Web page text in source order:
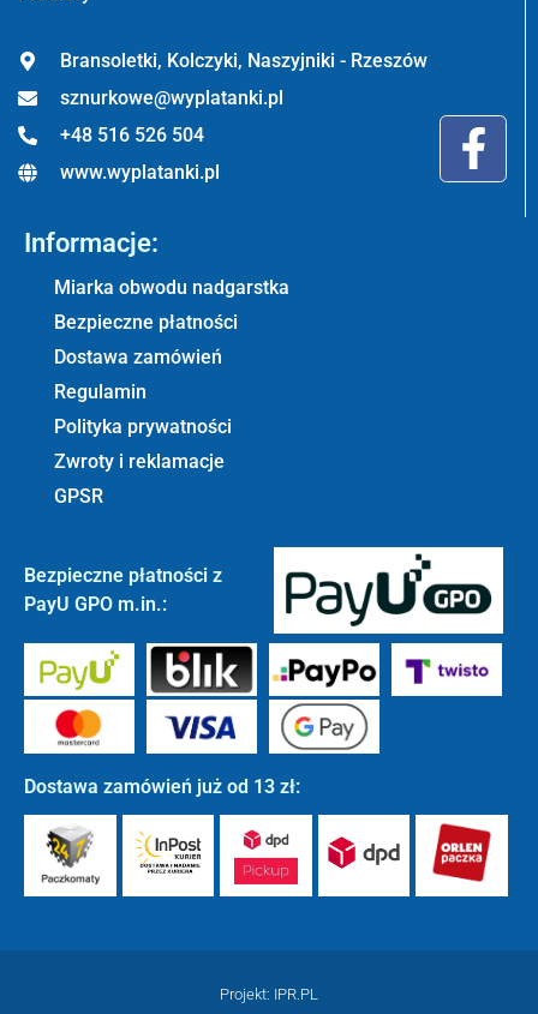
Bransoletki, Kolczyki, Naszyjniki - Rzeszów
sznurkowe@wyplatanki.pl
+48 516 526 504
www.wyplatanki.pl
Informacje:
Miarka obwodu nadgarstka
Bezpieczne płatności
Dostawa zamówień
Regulamin
Polityka prywatności
Zwroty i reklamacje
GPSR
Bezpieczne płatności z
PayU GPO m.in.:
Dostawa zamówień już od 13 zł:
Projekt: IPR.PL